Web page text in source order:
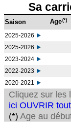
Sa
Saison Age(*)
2025-2026
2025-2026
2023-2024
2022-2023
2020-2021
Cliquez sur les
ici OUVRIR
(*) Age au